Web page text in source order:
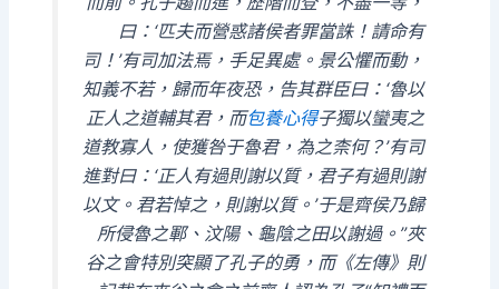
曰：‘匹夫而營惑諸侯者罪當誅！請命有
司！’有司加法焉，手足異處。景公懼而動，
知義不若，歸而年夜恐，告其群臣曰：‘魯以
正人之道輔其君，而包養心得子獨以蠻夷之
道教寡人，使獲咎于魯君，為之柰何？’有司
進對曰：‘正人有過則謝以質，君子有過則謝
以文。君若悼之，則謝以質。’于是齊侯乃歸
所侵魯之鄆、汶陽、龜陰之田以謝過。”夾
谷之會特別突顯了孔子的勇，而《左傳》則